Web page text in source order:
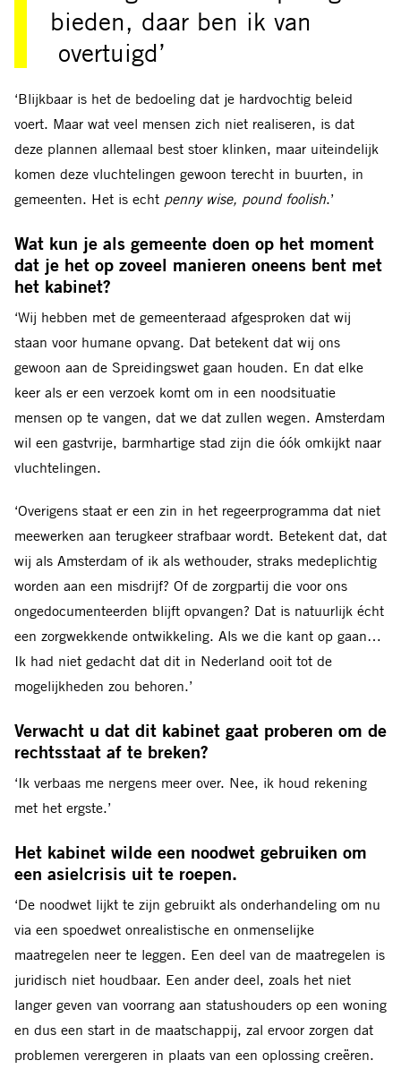
bieden, daar ben ik van
overtuigd’
‘Blijkbaar is het de bedoeling dat je hardvochtig beleid
voert. Maar wat veel mensen zich niet realiseren, is dat
deze plannen allemaal best stoer klinken, maar uiteindelijk
komen deze vluchtelingen gewoon terecht in buurten, in
gemeenten. Het is echt penny wise, pound foolish.’
Wat kun je als gemeente doen op het moment
dat je het op zoveel manieren oneens bent met
het kabinet?
‘Wij hebben met de gemeenteraad afgesproken dat wij
staan voor humane opvang. Dat betekent dat wij ons
gewoon aan de Spreidingswet gaan houden. En dat elke
keer als er een verzoek komt om in een noodsituatie
mensen op te vangen, dat we dat zullen wegen. Amsterdam
wil een gastvrije, barmhartige stad zijn die óók omkijkt naar
vluchtelingen.
‘Overigens staat er een zin in het regeerprogramma dat niet
meewerken aan terugkeer strafbaar wordt. Betekent dat, dat
wij als Amsterdam of ik als wethouder, straks medeplichtig
worden aan een misdrijf? Of de zorgpartij die voor ons
ongedocumenteerden blijft opvangen? Dat is natuurlijk écht
een zorgwekkende ontwikkeling. Als we die kant op gaan…
Ik had niet gedacht dat dit in Nederland ooit tot de
mogelijkheden zou behoren.’
Verwacht u dat dit kabinet gaat proberen om de
rechtsstaat af te breken?
‘Ik verbaas me nergens meer over. Nee, ik houd rekening
met het ergste.’
Het kabinet wilde een noodwet gebruiken om
een asielcrisis uit te roepen.
‘De noodwet lijkt te zijn gebruikt als onderhandeling om nu
via een spoedwet onrealistische en onmenselijke
maatregelen neer te leggen. Een deel van de maatregelen is
juridisch niet houdbaar. Een ander deel, zoals het niet
langer geven van voorrang aan statushouders op een woning
en dus een start in de maatschappij, zal ervoor zorgen dat
problemen verergeren in plaats van een oplossing creëren.